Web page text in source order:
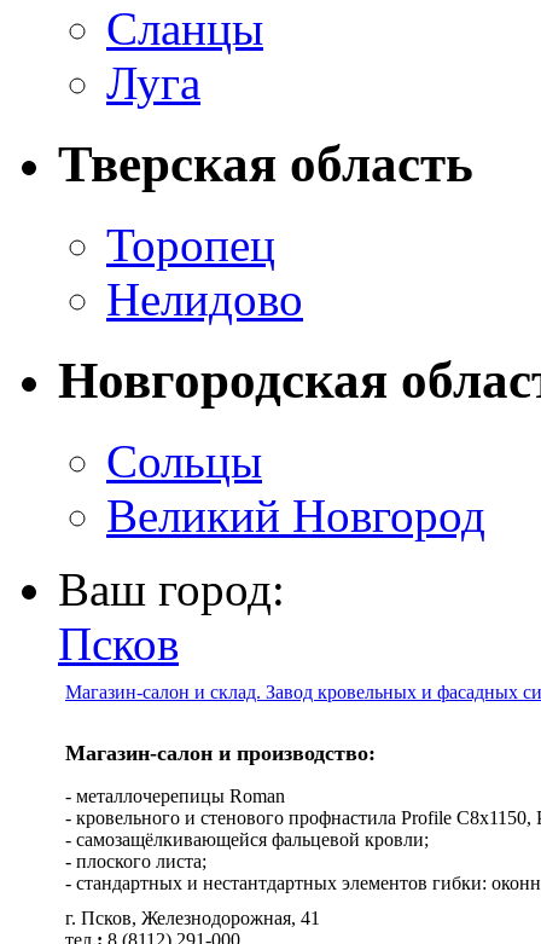
Сланцы
Луга
Тверская область
Торопец
Нелидово
Новгородская
Сольцы
Великий Новгород
Ваш город:
Псков
Магазин-салон и склад. Завод кровельных и фасадных
Магазин-салон и производство:
- металлочерепицы Roman
- кровельного и стенового профнастила Profile
- самозащёлкивающейся фальцевой кровли;
- плоского листа;
- стандартных и нестантдартных элементов гибки:
г. Псков, Железнодорожная, 41
тел.: 8 (8112) 291-000